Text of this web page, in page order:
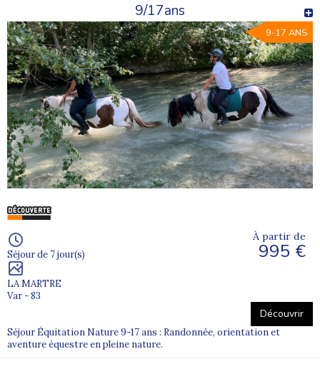
9/17ans
9-17 ANS
Séjour de 7 jour(s)
LA MARTRE
Var - 83
À partir de
995 €
Découvrir
Séjour Équitation Nature 9-17 ans : Randonnée, orientation et
aventure équestre en pleine nature.